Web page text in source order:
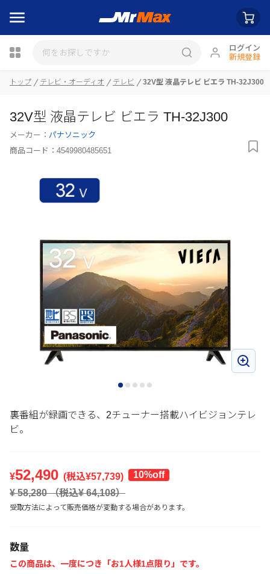
ログイン
新規登録
瓶詰
トップ テレビ・オーディオ テレビ 32V型 液晶テレビ ビエラ TH-32J300
32V型 液晶テレビ ビエラ TH-32J300
メーカー： パナソニック
商品コード： 4549980485651
裏番組が録画できる、2チューナー搭載ハイビジョンテレ
ビ。
¥52,490 (税込¥57,739)
10%off
¥ 58,280（税込¥64,108）
受取方法によって販売価格が変動する場合があります。
数量
この商品は、一度につき「お1人様1点限り」です。